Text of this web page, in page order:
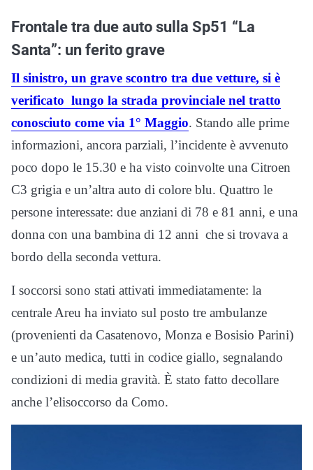
Frontale tra due auto sulla Sp51 “La
Santa”: un ferito grave
Il sinistro, un grave scontro tra due vetture, si è
verificato lungo la strada provinciale nel tratto
conosciuto come via 1° Maggio. Stando alle prime
informazioni, ancora parziali, l’incidente è avvenuto
poco dopo le 15.30 e ha visto coinvolte una Citroen
C3 grigia e un’altra auto di colore blu. Quattro le
persone interessate: due anziani di 78 e 81 anni, e una
donna con una bambina di 12 anni che si trovava a
bordo della seconda vettura.
I soccorsi sono stati attivati immediatamente: la
centrale Areu ha inviato sul posto tre ambulanze
(provenienti da Casatenovo, Monza e Bosisio Parini)
e un’auto medica, tutti in codice giallo, segnalando
condizioni di media gravità. È stato fatto decollare
anche l’elisoccorso da Como.